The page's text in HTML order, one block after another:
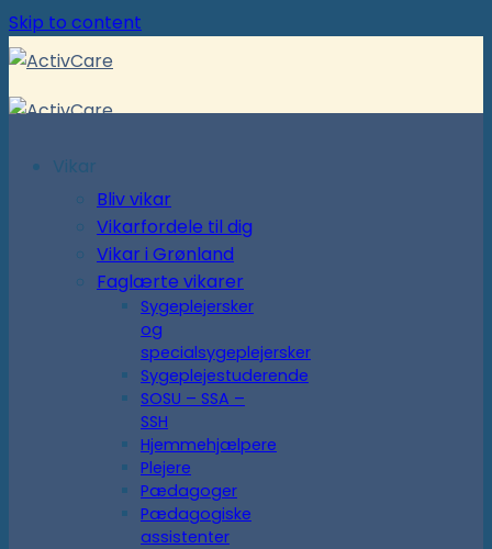
Skip to content
Vikar
Bliv vikar
Vikarfordele til dig
Vikar i Grønland
Faglærte vikarer
Sygeplejersker
og
specialsygeplejersker
Sygeplejestuderende
SOSU – SSA –
SSH
Hjemmehjælpere
Plejere
Pædagoger
Pædagogiske
assistenter